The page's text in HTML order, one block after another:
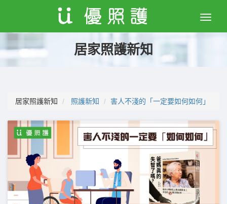
Toggle
居家照護新知
居家照護新知 照護新知 害人不淺的「一定要如何如何」